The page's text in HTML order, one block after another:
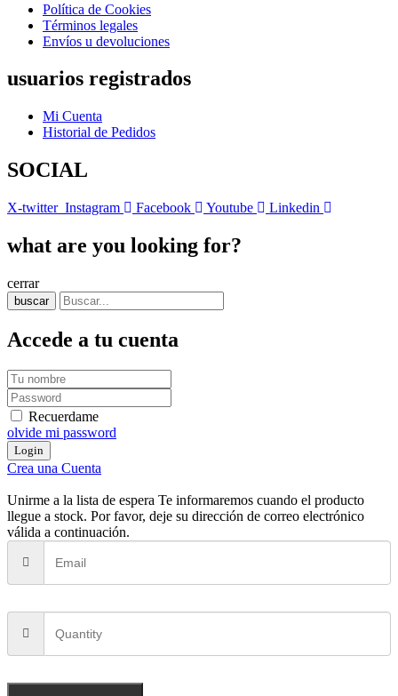
Política de Cookies
Términos legales
Envíos u devoluciones
usuarios registrados
Mi Cuenta
Historial de Pedidos
SOCIAL
X-twitter Instagram Facebook Youtube Linkedin
what are you looking for?
cerrar
buscar
Accede a tu cuenta
Recuerdame
olvide mi password
Crea una Cuenta
Unirme a la lista de espera Te informaremos cuando el producto
llegue a stock. Por favor, deje su dirección de correo electrónico
válida a continuación.